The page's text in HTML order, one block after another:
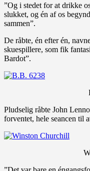
”Og i stedet for at drikke
slukket, og én af os
sammen”.
De råbte, én efter én,
skuespillere, som fik
Bardot”.
Pludselig råbte John
forventet, hele seancen til